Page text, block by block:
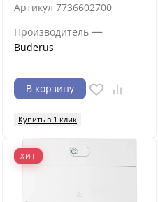
Артикул 7736602700
Производитель —
Buderus
В корзину
Купить в 1 клик
ХИТ